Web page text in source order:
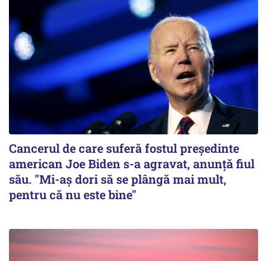
Cancerul de care suferă fostul preşedinte
american Joe Biden s-a agravat, anunță fiul
său. "Mi-aș dori să se plângă mai mult,
pentru că nu este bine"